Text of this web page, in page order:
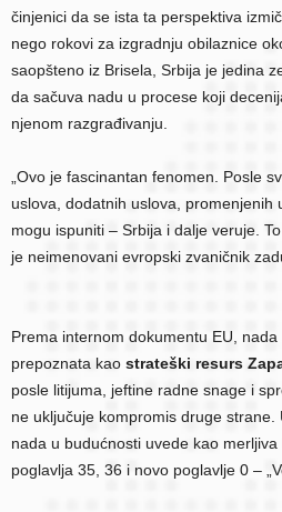
činjenici da se ista ta perspektiva
nego rokovi za izgradnju obilaznice
saopšteno iz Brisela, Srbija je jedina
da sačuva nadu u procese koji
njenom razgrađivanju.
„Ovo je fascinantan fenomen. Posle
uslova, dodatnih uslova, promenjenih
mogu ispuniti – Srbija i dalje veruje.
je neimenovani evropski zvaničnik
Prema internom dokumentu EU,
prepoznata kao strateški resurs
posle litijuma, jeftine radne snage i
ne uključuje kompromis druge
nada u budućnosti uvede kao
poglavlja 35, 36 i novo poglavlje 0 –